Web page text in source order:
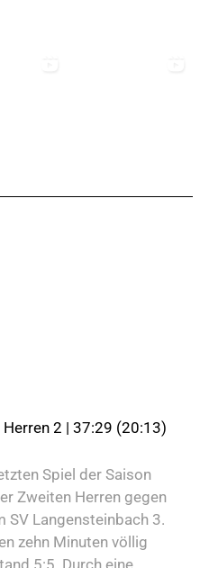
2 | 37:29 (20:13)
Spiel der Saison
Zweiten Herren gegen
SV Langensteinbach 3.
zehn Minuten völlig